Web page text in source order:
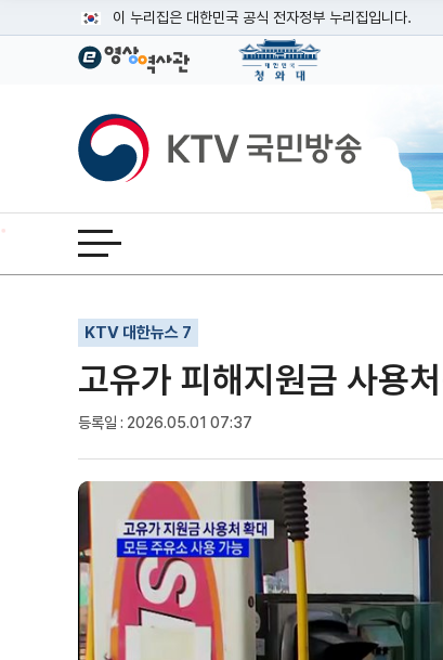
이 누리집은 대한민국 공식 전자정부 누리집입니다.
공식 누리집 주소 확인하기
이밖에 or.kr 또는 .kr등 다른 도메인 주소를 사용하고 있
운영중인 공식 누리집보기
KTV국민방송
전체메뉴 열기
KTV 대한뉴스 7
고유가 피해지원금 사용처
등록일 : 2026.05.01 07:37
기사인쇄
글자확대
글자축소